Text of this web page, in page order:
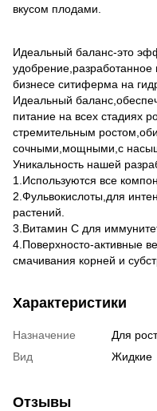
вкусом плодами.
Идеальный баланс-это
бизнесе ситиферма на
Идеальный
питание на всех стадиях
стремительным
сочными,мощными,с
Уникальность нашей
1.Используются все
2.Фульвокислоты,для
растений.
3.Витамин С для
4.Поверхносто-активные
смачивания корней и
Характеристики
Назначение
Для
Вид
Жидкие
Отзывы